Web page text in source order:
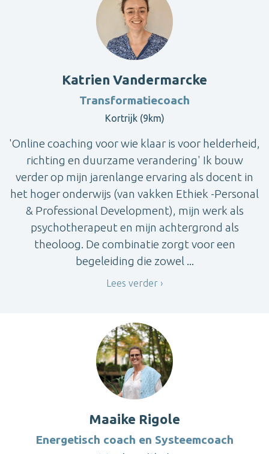
Katrien Vandermarcke
Transformatiecoach
Kortrijk (9km)
'Online coaching voor wie klaar is voor helderheid,
richting en duurzame verandering' Ik bouw
verder op mijn jarenlange ervaring als docent in
het hoger onderwijs (van vakken Ethiek -Personal
& Professional Development), mijn werk als
psychotherapeut en mijn achtergrond als
theoloog. De combinatie zorgt voor een
begeleiding die zowel ...
Lees verder
Maaike Rigole
Energetisch coach en Systeemcoach